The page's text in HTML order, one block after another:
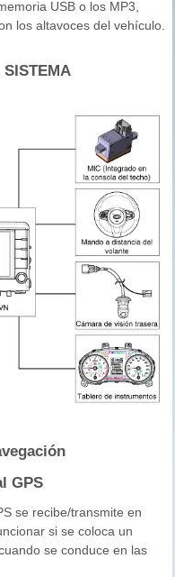
USB o los MP3,
los altavoces del vehículo.
GPS
se recibe/transmite en
si se coloca un
se conduce en las